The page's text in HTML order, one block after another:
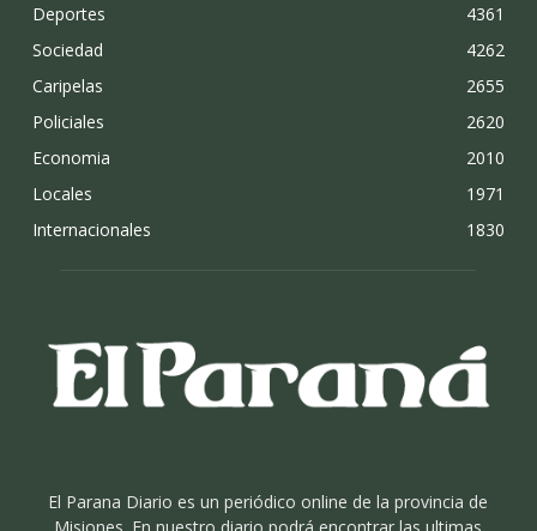
Deportes
4361
Sociedad
4262
Caripelas
2655
Policiales
2620
Economia
2010
Locales
1971
Internacionales
1830
El Parana Diario es un periódico online de la provincia de
Misiones. En nuestro diario podrá encontrar las ultimas